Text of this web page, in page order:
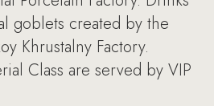
goblets created by the
Khrustalny Factory.
Class are served by VIP